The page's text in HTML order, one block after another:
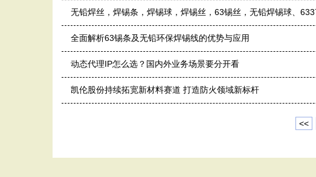
无铅焊丝，焊锡条，焊锡球，焊锡丝，63锡丝，无铅焊锡球、
全面解析63锡条及无铅环保焊锡线的优势与应用
动态代理IP怎么选？国内外业务场景要分开看
凯伦股份持续拓宽新材料赛道 打造防火领域新标杆
<<